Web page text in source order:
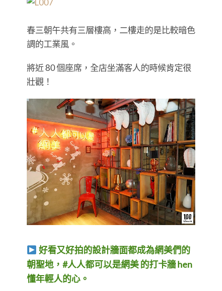
春三朝午共有三層樓高，二樓走的是比較暗色
調的工業風。
將近 80 個座席，全店坐滿客人的時候肯定很
壯觀！
好看又好拍的設計牆面都成為網美們的
朝聖地，#人人都可以是網美 的打卡牆 hen
懂年輕人的心。